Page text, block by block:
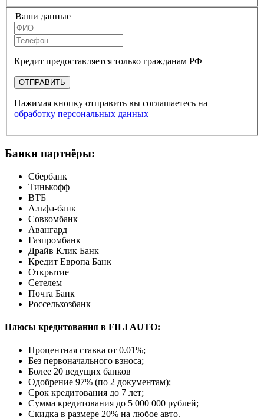
Ваши данные
Кредит предоставляется только гражданам РФ
ОТПРАВИТЬ
Нажимая кнопку отправить вы соглашаетесь на
обработку персональных данных
Банки партнёры:
Сбербанк
Тинькофф
ВТБ
Альфа-банк
Совкомбанк
Авангард
Газпромбанк
Драйв Клик Банк
Кредит Европа Банк
Открытие
Сетелем
Почта Банк
Россельхозбанк
Плюсы кредитования в FILI AUTO:
Процентная ставка от 0.01%;
Без первоначального взноса;
Более 20 ведущих банков
Одобрение 97% (по 2 документам);
Срок кредитования до 7 лет;
Сумма кредитования до 5 000 000 рублей;
Скидка в размере 20% на любое авто.